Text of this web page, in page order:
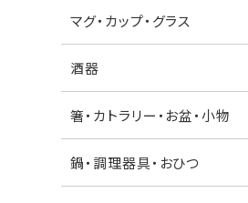
マグ・カップ・グラス
酒器
箸・カトラリー・お盆・小物
鍋・調理器具・おひつ